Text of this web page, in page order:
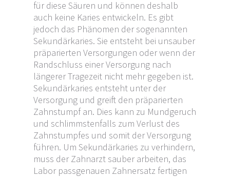
für diese Säuren und können deshalb
auch keine Karies entwickeln. Es gibt
jedoch das Phänomen der sogenannten
Sekundärkaries. Sie entsteht bei unsauber
präparierten Versorgungen oder wenn der
Randschluss einer Versorgung nach
längerer Tragezeit nicht mehr gegeben ist.
Sekundärkaries entsteht unter der
Versorgung und greift den präparierten
Zahnstumpf an. Dies kann zu Mundgeruch
und schlimmstenfalls zum Verlust des
Zahnstumpfes und somit der Versorgung
führen. Um Sekundärkaries zu verhindern,
muss der Zahnarzt sauber arbeiten, das
Labor passgenauen Zahnersatz fertigen